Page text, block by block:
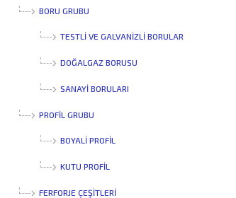
BORU GRUBU
TESTLI VE GALVANIZLI BORULAR
DOĞALGAZ BORUSU
SANAYI BORULARI
PROFİL GRUBU
BOYALI PROFIL
KUTU PROFIL
FERFORJE ÇEŞİTLERİ